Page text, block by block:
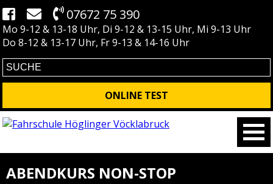
07672 75 390
Mo 9-12 & 13-18 Uhr, Di 9-12 & 13-15 Uhr, Mi 9-13 Uhr
Do 8-12 & 13-17 Uhr, Fr 9-13 & 14-16 Uhr
ONLINE TEST
ABENDKURS NON-STOP